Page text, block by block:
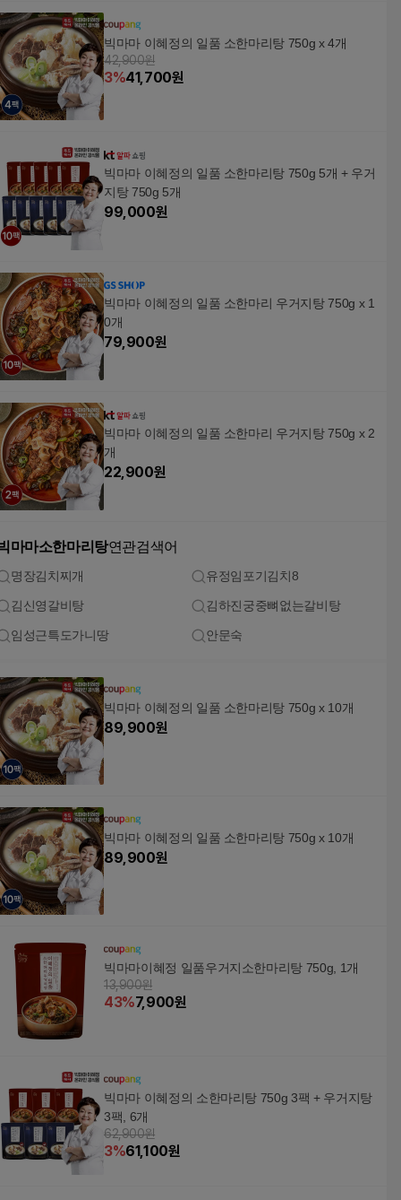
빅마마 이혜정의 일품 소한마리탕 750g x 4개
42,900원
3%41,700원
빅마마 이혜정의 일품 소한마리탕 750g 5개 + 우거
지탕 750g 5개
99,000원
빅마마 이혜정의 일품 소한마리 우거지탕 750g x 1
0개
79,900원
빅마마 이혜정의 일품 소한마리 우거지탕 750g x 2
개
22,900원
마마소한마리탕연관검색어
명장김치찌개 유정임포기김치8
김신영갈비탕 김하진궁중뼈없는갈비탕
임성근특도가니땅 안문숙
빅마마 이혜정의 일품 소한마리탕 750g x 10개
89,900원
빅마마 이혜정의 일품 소한마리탕 750g x 10개
89,900원
빅마마이혜정 일품우거지소한마리탕 750g, 1개
13,900원
43%7,900원
빅마마 이혜정의 소한마리탕 750g 3팩 + 우거지탕
3팩, 6개
62,900원
3%61,100원